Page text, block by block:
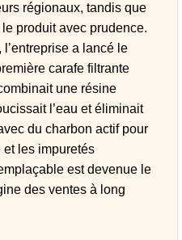
régionaux, tandis que
produit avec prudence.
a lancé le
carafe filtrante
une résine
l’eau et éliminait
du charbon actif pour
et les impuretés
est devenue le
des ventes à long